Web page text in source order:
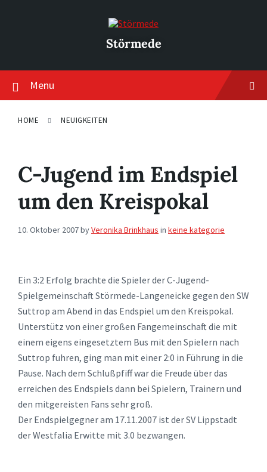
Störmede
Menu
HOME NEUIGKEITEN
C-Jugend im Endspiel
um den Kreispokal
10. Oktober 2007byVeronika Brinkhaus in keine kategorie
Ein 3:2 Erfolg brachte die Spieler der C-Jugend-
Spielgemeinschaft Störmede-Langeneicke gegen den SW
Suttrop am Abend in das Endspiel um den Kreispokal.
Unterstütz von einer großen Fangemeinschaft die mit
einem eigens eingesetztem Bus mit den Spielern nach
Suttrop fuhren, ging man mit einer 2:0 in Führung in die
Pause. Nach dem Schlußpfiff war die Freude über das
erreichen des Endspiels dann bei Spielern, Trainern und
den mitgereisten Fans sehr groß.
Der Endspielgegner am 17.11.2007 ist der SV Lippstadt
der Westfalia Erwitte mit 3.0 bezwangen.